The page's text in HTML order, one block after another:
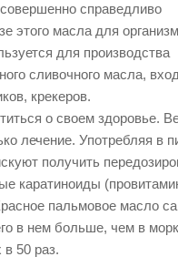
справедливо
этого масла для
для производства
сливочного масла,
крекеров.
о своем здоровье.
лечение. Употребляя в
получить
каратиноиды
пальмовое масло
в нем больше, чем в
50 раз.